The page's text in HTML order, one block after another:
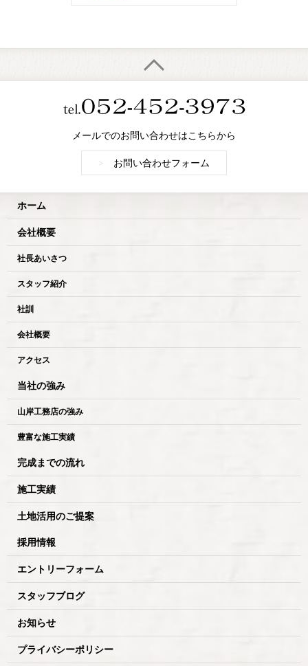
メールでのお問い合わせはこちらから
お問い合わせフォーム
ホーム
会社概要
社長あいさつ
スタッフ紹介
社訓
会社概要
アクセス
当社の強み
山岸工務店の強み
豊富な施工実績
完成までの流れ
施工実績
土地活用のご提案
採用情報
エントリーフォーム
スタッフブログ
お知らせ
プライバシーポリシー